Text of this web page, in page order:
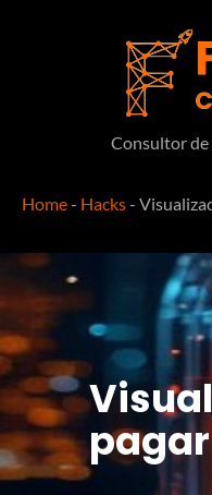
Consultor
Home- Hacks-